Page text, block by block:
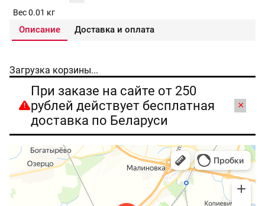
Вес 0.01 кг
Описание Доставка и оплата
Загрузка корзины...
При заказе на сайте от 250
рублей действует бесплатная
доставка по Беларуси
×